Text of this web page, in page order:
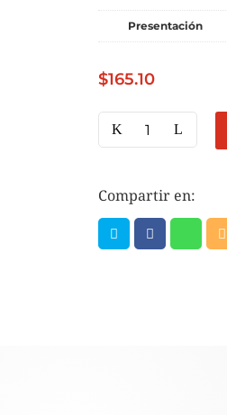
Presentación
$165.10
PZA
JAMON
CORONA
(peso
aprox
Compartir en: